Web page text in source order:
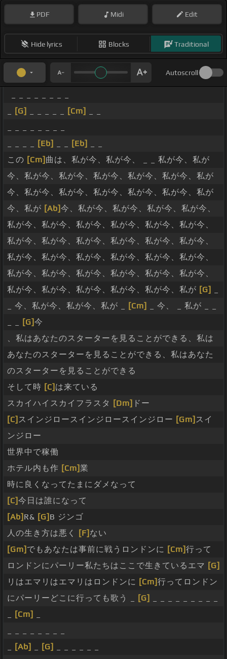
PDF Midi Edit
Hide lyrics Blocks Traditional
Autoscroll
[G] [Cm]
[Eb] [Eb]
この [Cm] 曲は、私が今、私が今、 _ _ 私が今、私が
今、私が今、私が今、私が今、私が今、私が今、私が
今、私が今、私が今、私が今、私が今、私が今、私が
今、私が [Ab]今、私が今、私が今、私が今、私が今、
私が今、私が今、私が今、私が今、私が今、私が今、
私が今、私が今、私が今、私が今、私が今、私が今、
私が今、私が今、私が今、私が今、私が今、私が今、
私が今、私が今、私が今、私が今、私が今、私が今、
私が今、私が今、私が今、私が今、私が今、私が [G]
_ 今、私が今、私が今、私が _
[Cm]
_ 今、 _ 私が _ _
[G]今
、私はあなたのスターターを見ることができる、私は
あなたのスターターを見ることができる、私はあなた
のスターターを見ることができる
そして時 [C] は来ている
スカイハイスカイフラスタ
[Dm] ドー
[C] スインジロースインジロースインジロー [Gm] スイ
ンジロー
世界中で稼働
ホテル内も作 [Cm]業
時に良くなってたまにダメなって
[C]今日は誰になって
[Ab] R& [G] B ジンゴ
人の生き方は悪く
[F] ない
[Gm] でもあなたは事前に戦うロンドンに [Cm]行って
ロンドンにパーリー私たちはここで生きているエマ [G]
リはエマリはエマリはロンドンに [Cm]行ってロンドン
にパーリーどこに行っても歌う _
[G]
[Cm]
[Ab] [G]